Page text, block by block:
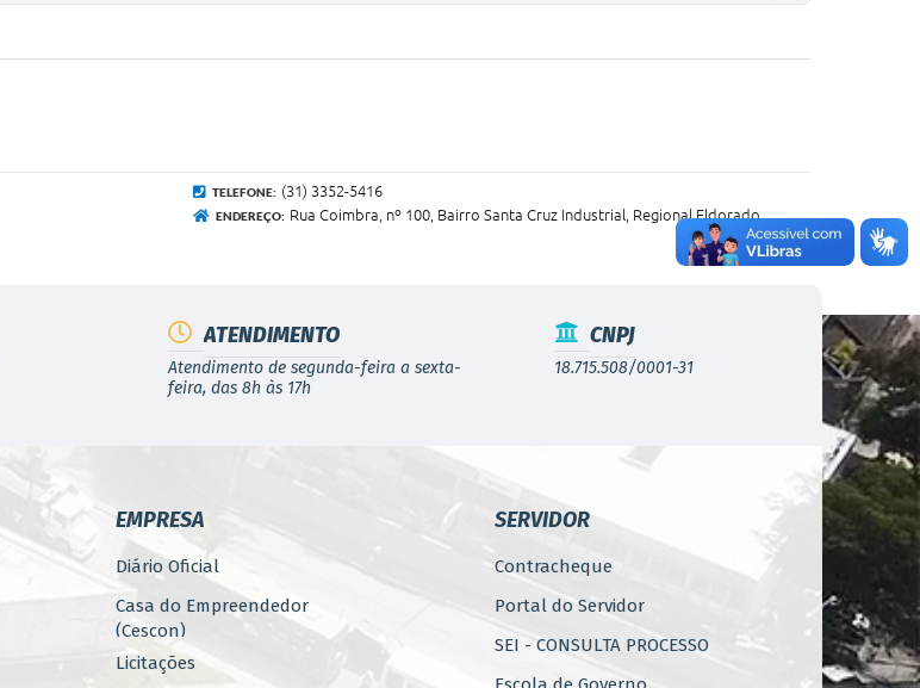
TELEFONE: (31) 3352-5416
ENDEREÇO: Rua Coimbra, nº 100, Bairro Santa Cruz Industrial, Regional Eldorado
ATENDIMENTO
Atendimento de segunda-feira a sexta-
feira, das 8h às 17h
CNPJ
18.715.508/0001-31
EMPRESA
Diário Oficial
Casa do Empreendedor
(Cescon)
Licitações
SERVIDOR
Contracheque
Portal do Servidor
SEI - CONSULTA PROCESSO